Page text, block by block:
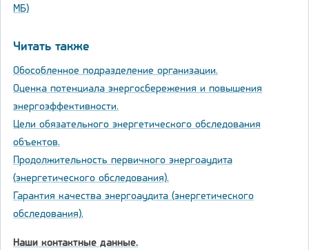
МБ)
Читать также
Обособленное подразделение организации.
Оценка потенциала энергосбережения и повышения
энергоэффективности.
Цели обязательного энергетического обследования
объектов.
Продолжительность первичного энергоаудита
(энергетического обследования).
Гарантия качества энергоаудита (энергетического
обследования).
Наши контактные данные.